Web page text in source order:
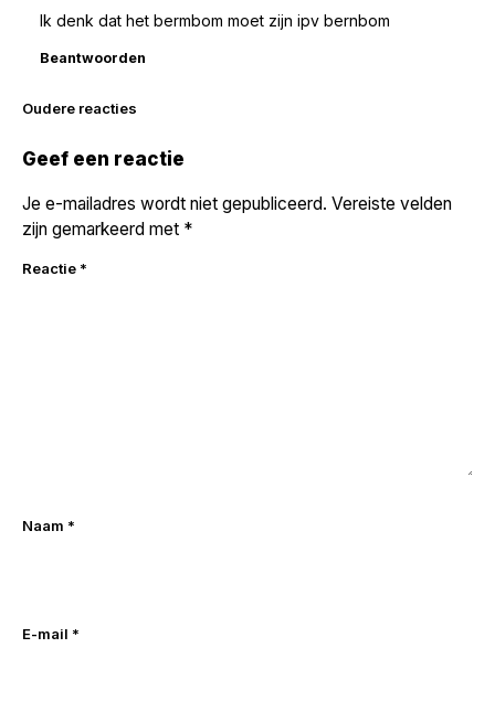
Ik denk dat het bermbom moet zijn ipv bernbom
Beantwoorden
Reacties
navigatie
Oudere reacties
Geef een reactie
Je e-mailadres wordt niet gepubliceerd. Vereiste velden
zijn gemarkeerd met *
Reactie *
Naam *
E-mail *